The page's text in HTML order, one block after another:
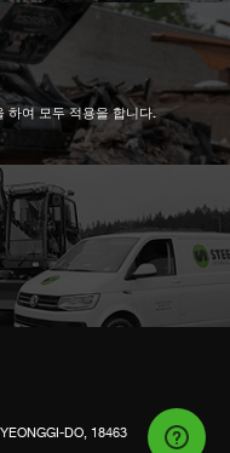
하여 모두 적용을 합니다.
DO, 18463